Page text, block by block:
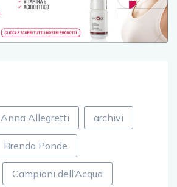
Anna Allegretti archivi
Brenda Ponde
Campioni dell’Acqua